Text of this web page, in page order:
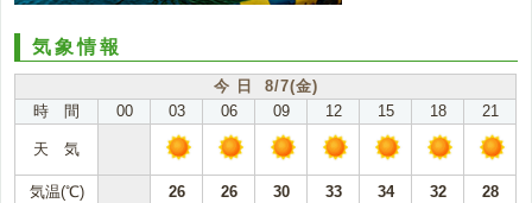
気象情報
今 日 8/7(金)
時 間
00 03 06 09 12 15 18 21
天 気
気温(℃) 26 26 30 33 34 32
28